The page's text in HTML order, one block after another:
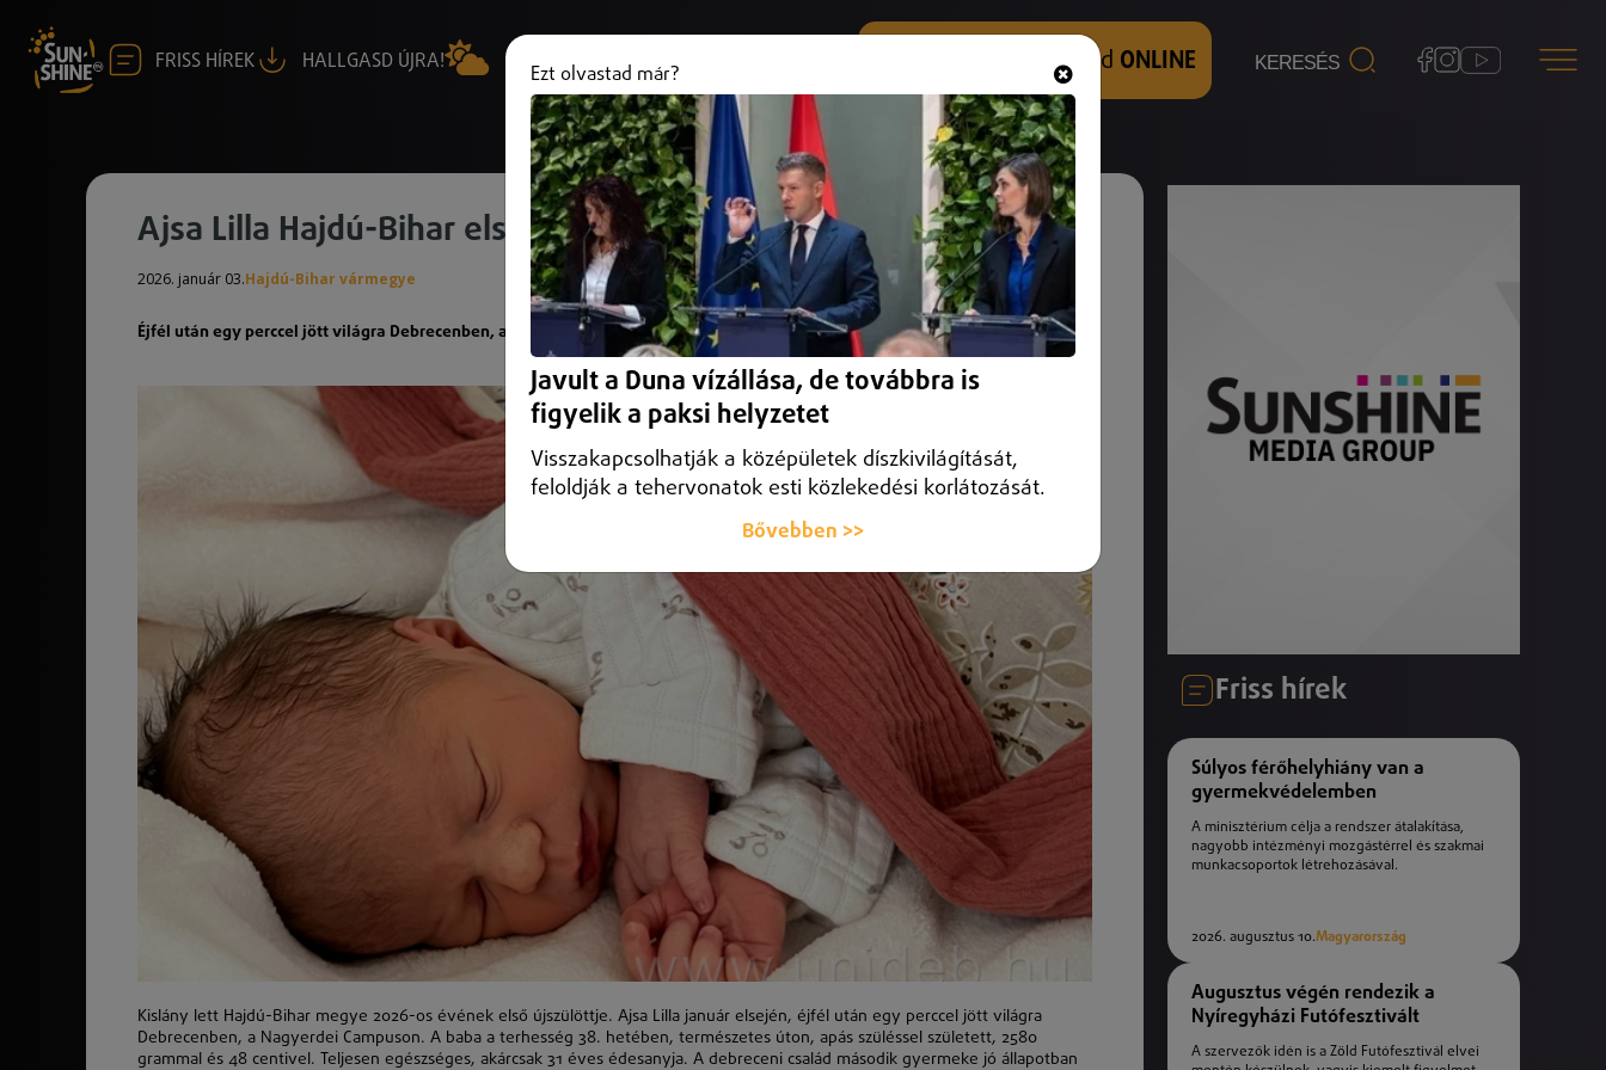
FRISS HÍREK HALLGASD ÚJRA! +36 (20) 316 3000 Hallgasd és nézd ONLINE
Ajsa Lilla Hajdú-Bihar első babája 2026-ban
2026. január 03.Hajdú-Bihar vármegye
Éjfél után egy perccel jött világra Debrecenben, a Nagyerdei Campuson.
Kislány lett Hajdú-Bihar megye 2026-os évének első újszülöttje. Ajsa Lilla január elsején, éjfél után egy perccel jött világra
Debrecenben, a Nagyerdei Campuson. A baba a terhesség 38. hetében, természetes úton, apás szüléssel született, 2580
grammal és 48 centivel. Teljesen egészséges, akárcsak 31 éves édesanyja. A debreceni család második gyermeke jó állapotban
Friss hírek
Súlyos férőhelyhiány van a
gyermekvédelemben
A minisztérium célja a rendszer átalakítása,
nagyobb intézményi mozgástérrel és szakmai
munkacsoportok létrehozásával.
2026. augusztus 10.Magyarország
Augusztus végén rendezik a
Nyíregyházi Futófesztivált
A szervezők idén is a Zöld Futófesztivál elvei
Ezt olvastad már?
Javult a Duna vízállása, de továbbra is
figyelik a paksi helyzetet
Visszakapcsolhatják a középületek díszkivilágítását,
feloldják a tehervonatok esti közlekedési korlátozását.
Bővebben >>